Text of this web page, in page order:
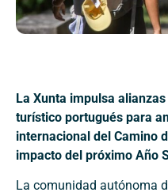
La Xunta impulsa
turístico portugués para
internacional del Camino
impacto del próximo Año
La comunidad autónoma